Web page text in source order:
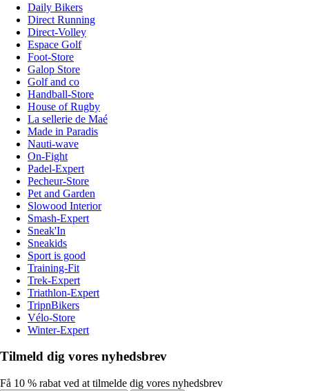
Daily Bikers
Direct Running
Direct-Volley
Espace Golf
Foot-Store
Galop Store
Golf and co
Handball-Store
House of Rugby
La sellerie de Maé
Made in Paradis
Nauti-wave
On-Fight
Padel-Expert
Pecheur-Store
Pet and Garden
Slowood Interior
Smash-Expert
Sneak'In
Sneakids
Sport is good
Training-Fit
Trek-Expert
Triathlon-Expert
TripnBikers
Vélo-Store
Winter-Expert
Tilmeld dig vores nyhedsbrev
Få 10 % rabat ved at tilmelde dig vores nyhedsbrev